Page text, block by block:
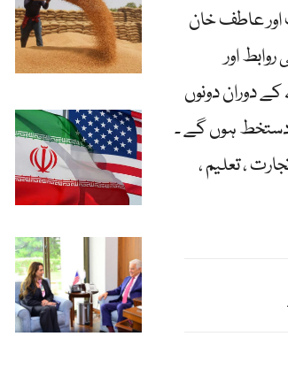
اور عاطف خان
اور
دوران دونوں
دستخط ہوں گے ۔
، تعلیم ،